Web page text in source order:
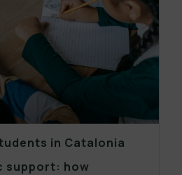
in Catalonia
support: how